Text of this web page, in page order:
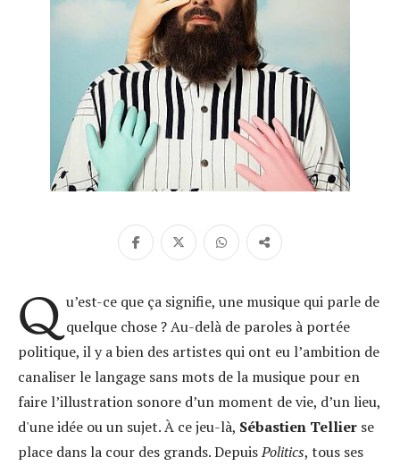
Q u’est-ce que ça signifie, une musique qui parle de
quelque chose ? Au-delà de paroles à portée
politique, il y a bien des artistes qui ont eu l’ambition de
canaliser le langage sans mots de la musique pour en
faire l’illustration sonore d’un moment de vie, d’un lieu,
d'une idée ou un sujet. À ce jeu-là, Sébastien Tellier se
place dans la cour des grands. DepuisPolitics, tous ses